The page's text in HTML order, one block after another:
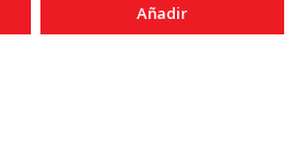
Añadir